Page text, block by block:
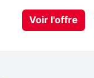
Voir l'offre